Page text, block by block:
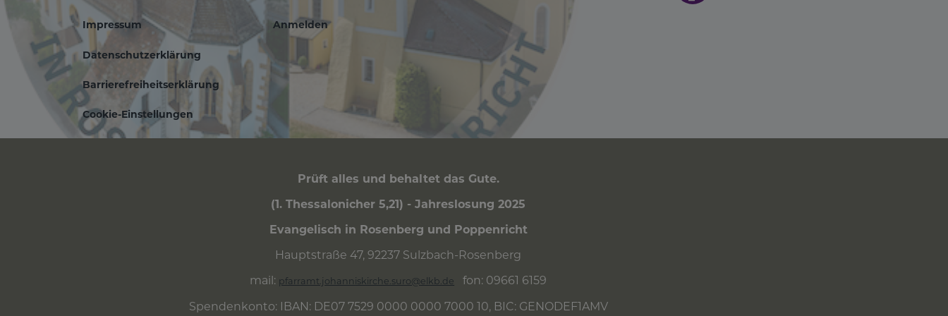
Fußbereichsmenü
Impressum
Datenschutzerklärung
Barrierefreiheitserklärung
Cookie-Einstellungen
Benutzermenü
Anmelden
Prüft alles und behaltet das Gute.
(1. Thessalonicher 5,21) - Jahreslosung 2025
Evangelisch in Rosenberg und Poppenricht
Hauptstraße 47, 92237 Sulzbach-Rosenberg
mail: pfarramt.johanniskirche.suro@elkb.de
fon: 09661 6159
Spendenkonto: IBAN: DE07 7529 0000 0000 7000 10, BIC: GENODEF1AMV